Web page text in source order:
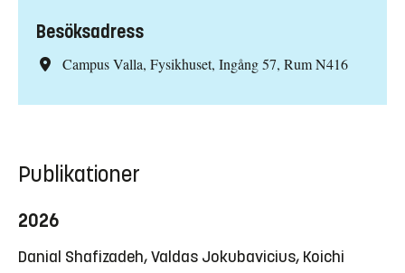
Besöksadress
Campus Valla, Fysikhuset, Ingång 57, Rum N416
Publikationer
2026
Danial Shafizadeh, Valdas Jokubavicius, Koichi